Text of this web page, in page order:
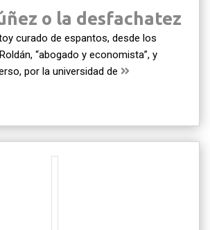
o la desfachatez
curado de espantos, desde los
“abogado y economista”, y
por la universidad de